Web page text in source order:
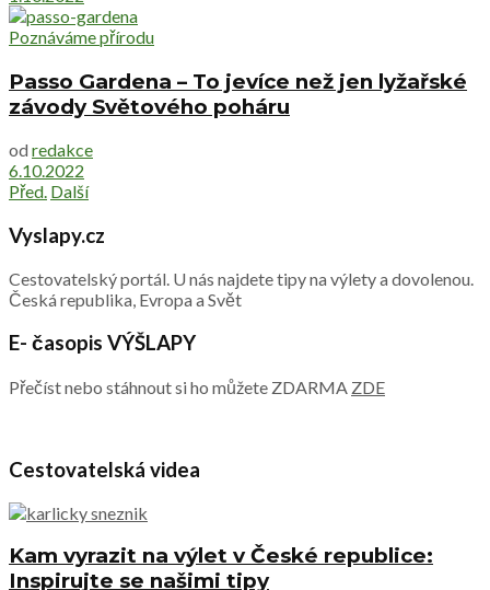
Poznáváme přírodu
Passo Gardena – To jevíce než jen lyžařské
závody Světového poháru
od redakce
6.10.2022
Před. Další
Vyslapy.cz
Cestovatelský portál. U nás najdete tipy na výlety a dovolenou.
Česká republika, Evropa a Svět
E- časopis VÝŠLAPY
Přečíst nebo stáhnout si ho můžete ZDARMA ZDE
Cestovatelská videa
Kam vyrazit na výlet v České republice:
Inspirujte se našimi tipy